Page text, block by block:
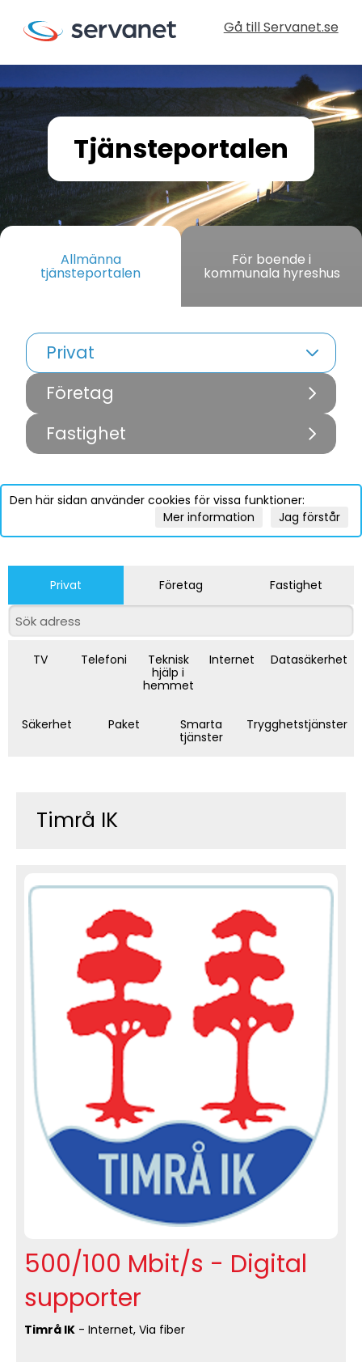
Gå till Servanet.se
Tjänsteportalen
Allmänna
tjänsteportalen
För boende i
kommunala hyreshus
Privat
Företag
Fastighet
Den här sidan använder cookies för vissa funktioner:
Jag förstår
Mer information
Privat Företag Fastighet
TV Telefoni
Teknisk
hjälp i
hemmet
Internet Datasäkerhet
Säkerhet Paket
Smarta
tjänster
Trygghetstjänster
Timrå IK
500/100 Mbit/s - Digital
supporter
Timrå IK - Internet, Via fiber